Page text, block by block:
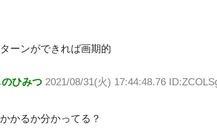
ーンができれば画期的
ひみつ 2021/08/31(火) 17:44:48.76
かるか分かってる？